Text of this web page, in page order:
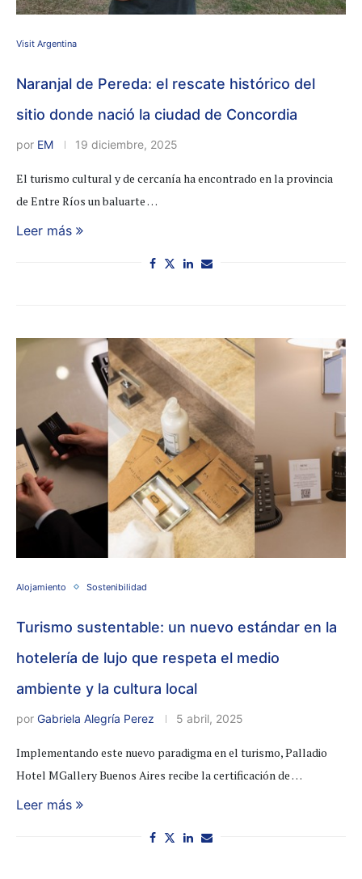
Visit Argentina
Naranjal de Pereda: el rescate histórico del
sitio donde nació la ciudad de Concordia
por EM 19 diciembre, 2025
El turismo cultural y de cercanía ha encontrado en la provincia
de Entre Ríos un baluarte …
Leer más
Alojamiento Sostenibilidad
Turismo sustentable: un nuevo estándar en la
hotelería de lujo que respeta el medio
ambiente y la cultura local
por Gabriela Alegría Perez 5 abril, 2025
Implementando este nuevo paradigma en el turismo, Palladio
Hotel MGallery Buenos Aires recibe la certificación de …
Leer más